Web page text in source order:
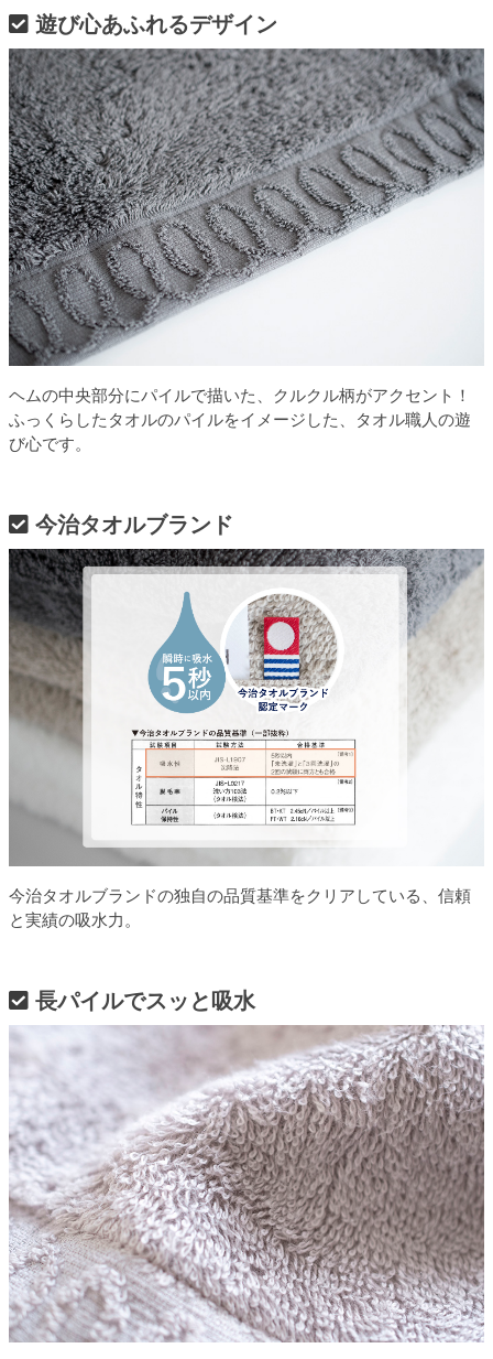
遊び心あふれるデザイン
ヘムの中央部分にパイルで描いた、クルクル柄がアクセント！
ふっくらしたタオルのパイルをイメージした、タオル職人の遊
び心です。
今治タオルブランド
今治タオルブランドの独自の品質基準をクリアしている、信頼
と実績の吸水力。
長パイルでスッと吸水